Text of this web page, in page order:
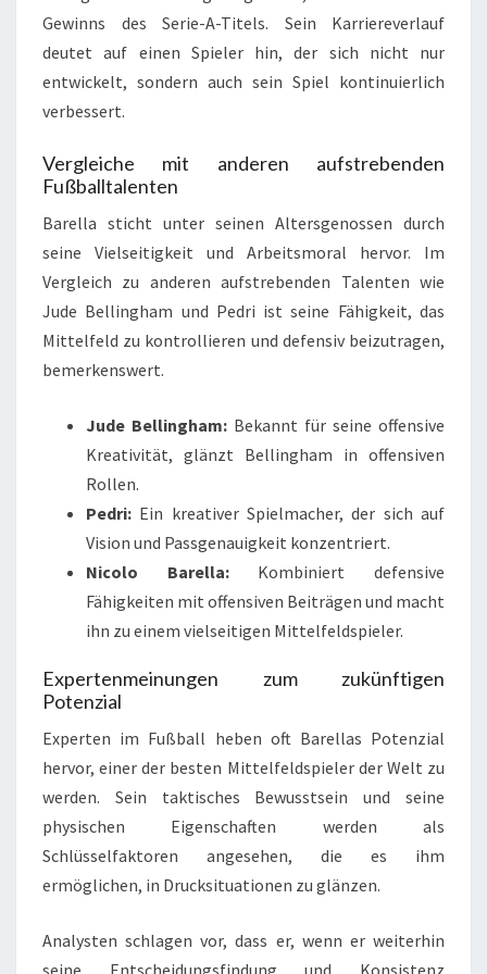
Gewinns des Serie-A-Titels. Sein Karriereverlauf
deutet auf einen Spieler hin, der sich nicht nur
entwickelt, sondern auch sein Spiel kontinuierlich
verbessert.
Vergleiche mit anderen aufstrebenden
Fußballtalenten
Barella sticht unter seinen Altersgenossen durch
seine Vielseitigkeit und Arbeitsmoral hervor. Im
Vergleich zu anderen aufstrebenden Talenten wie
Jude Bellingham und Pedri ist seine Fähigkeit, das
Mittelfeld zu kontrollieren und defensiv beizutragen,
bemerkenswert.
Jude Bellingham: Bekannt für seine offensive
Kreativität, glänzt Bellingham in offensiven
Rollen.
Pedri: Ein kreativer Spielmacher, der sich auf
Vision und Passgenauigkeit konzentriert.
Nicolo Barella:Kombiniert defensive
Fähigkeiten mit offensiven Beiträgen und macht
ihn zu einem vielseitigen Mittelfeldspieler.
Expertenmeinungen zum zukünftigen
Potenzial
Experten im Fußball heben oft Barellas Potenzial
hervor, einer der besten Mittelfeldspieler der Welt zu
werden. Sein taktisches Bewusstsein und seine
physischen Eigenschaften werden als
Schlüsselfaktoren angesehen, die es ihm
ermöglichen, in Drucksituationen zu glänzen.
Analysten schlagen vor, dass er, wenn er weiterhin